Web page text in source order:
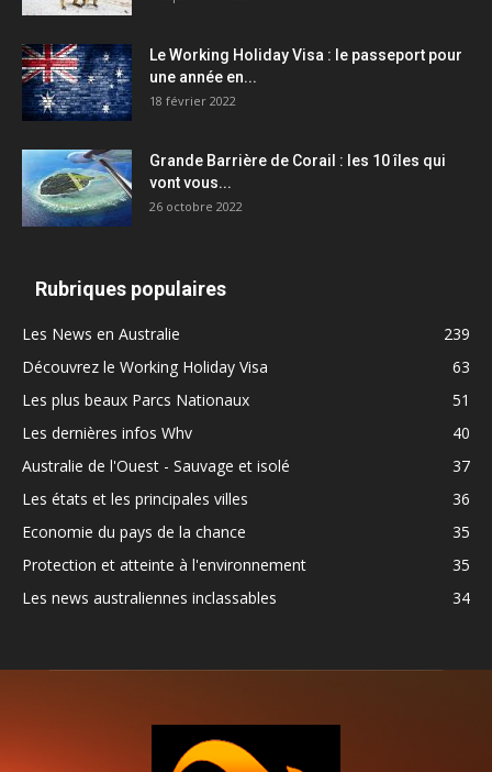
Le Working Holiday Visa : le passeport pour
une année en...
18 février 2022
Grande Barrière de Corail : les 10 îles qui
vont vous...
26 octobre 2022
Rubriques populaires
Les News en Australie
239
Découvrez le Working Holiday Visa
63
Les plus beaux Parcs Nationaux
51
Les dernières infos Whv
40
Australie de l'Ouest - Sauvage et isolé
37
Les états et les principales villes
36
Economie du pays de la chance
35
Protection et atteinte à l'environnement
35
Les news australiennes inclassables
34